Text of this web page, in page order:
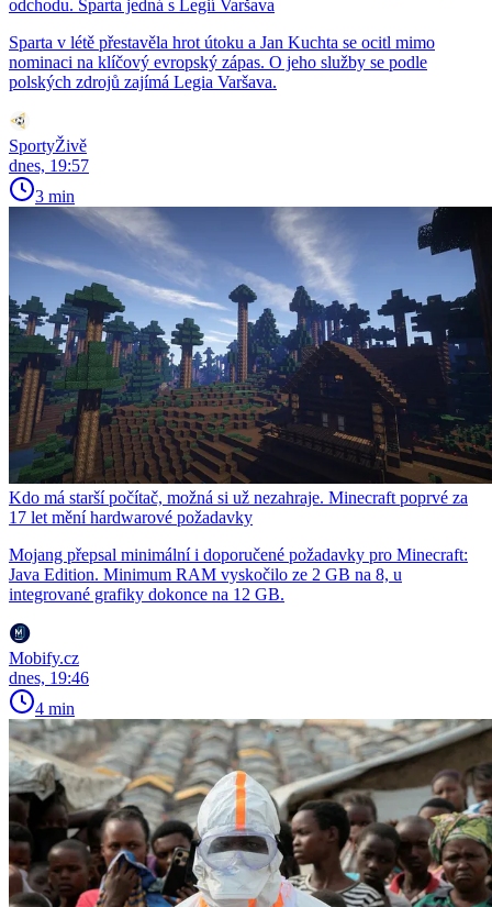
odchodu. Sparta jedná s Legií Varšava
Sparta v létě přestavěla hrot útoku a Jan Kuchta se ocitl mimo
nominaci na klíčový evropský zápas. O jeho služby se podle
polských zdrojů zajímá Legia Varšava.
SportyŽivě
dnes, 19:57
3 min
Kdo má starší počítač, možná si už nezahraje. Minecraft poprvé za
17 let mění hardwarové požadavky
Mojang přepsal minimální i doporučené požadavky pro Minecraft:
Java Edition. Minimum RAM vyskočilo ze 2 GB na 8, u
integrované grafiky dokonce na 12 GB.
Mobify.cz
dnes, 19:46
4 min